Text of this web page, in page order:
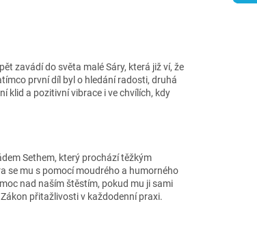
zavádí do světa malé Sáry, která již ví, že
první díl byl o hledání radosti, druhá
klid a pozitivní vibrace i ve chvílích, kdy
Sethem, který prochází těžkým
se mu s pomocí moudrého a humorného
nad naším štěstím, pokud mu ji sami
přitažlivosti v každodenní praxi.